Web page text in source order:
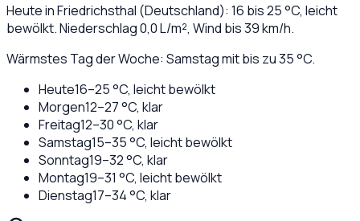
Heute inFriedrichsthal (Deutschland): 16 bis25°C, leicht
bewölkt. Niederschlag0,0L/m², Wind bis39km/h.
Wärmstes Tag der Woche: Samstag mit bis zu 35 °C.
Heute16–25°C, leicht bewölkt
Morgen12–27°C, klar
Freitag12–30°C, klar
Samstag15–35°C, leicht bewölkt
Sonntag19–32°C, klar
Montag19–31 °C, leicht bewölkt
Dienstag17–34°C, klar